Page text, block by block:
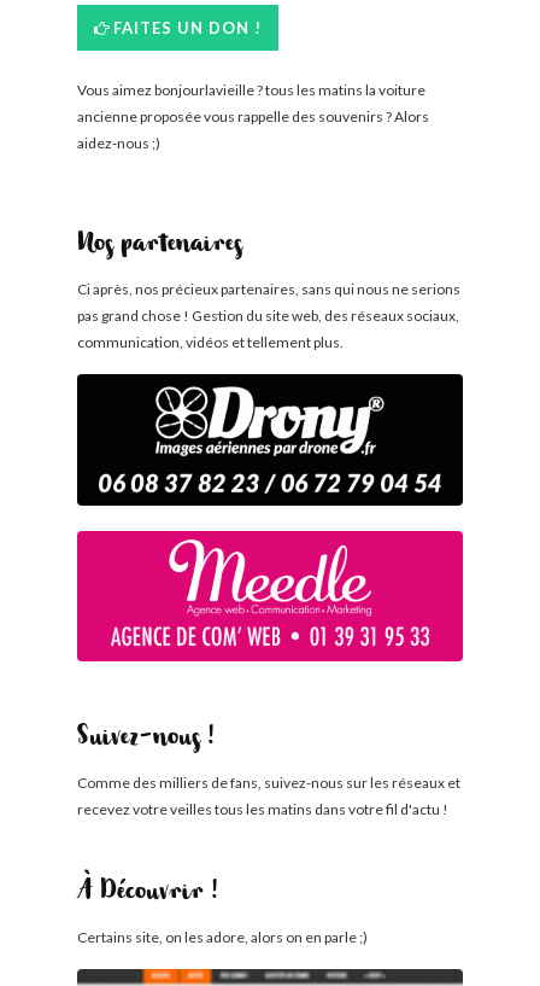
FAITES UN DON !
Vous aimez bonjourlavieille ? tous les matins la voiture
ancienne proposée vous rappelle des souvenirs ? Alors
aidez-nous ;)
Nos partenaires
Ci après, nos précieux partenaires, sans qui nous ne serions
pas grand chose ! Gestion du site web, des réseaux sociaux,
communication, vidéos et tellement plus.
Suivez-nous !
Comme des milliers de fans, suivez-nous sur les réseaux et
recevez votre veilles tous les matins dans votre fil d'actu !
À Découvrir !
Certains site, on les adore, alors on en parle ;)